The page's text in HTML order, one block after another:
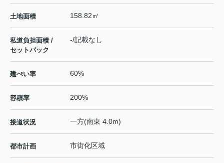
土地面積 158.82㎡
私道負担面積 /
セットバック
-/記載なし
建ぺい率 60%
容積率 200%
接道状況 一方(南東 4.0m)
都市計画 市街化区域